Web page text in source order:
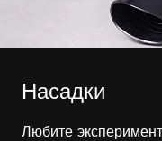
Насадки
Любите